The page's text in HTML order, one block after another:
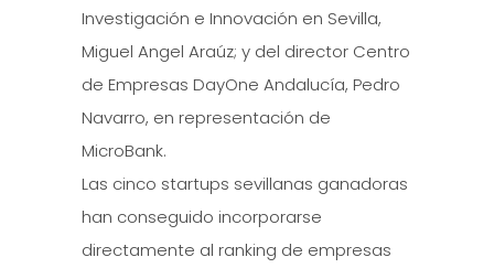
Investigación e Innovación en Sevilla,
Miguel Angel Araúz; y del director Centro
de Empresas DayOne Andalucía, Pedro
Navarro, en representación de
MicroBank.
Las cinco startups sevillanas ganadoras
han conseguido incorporarse
directamente al ranking de empresas